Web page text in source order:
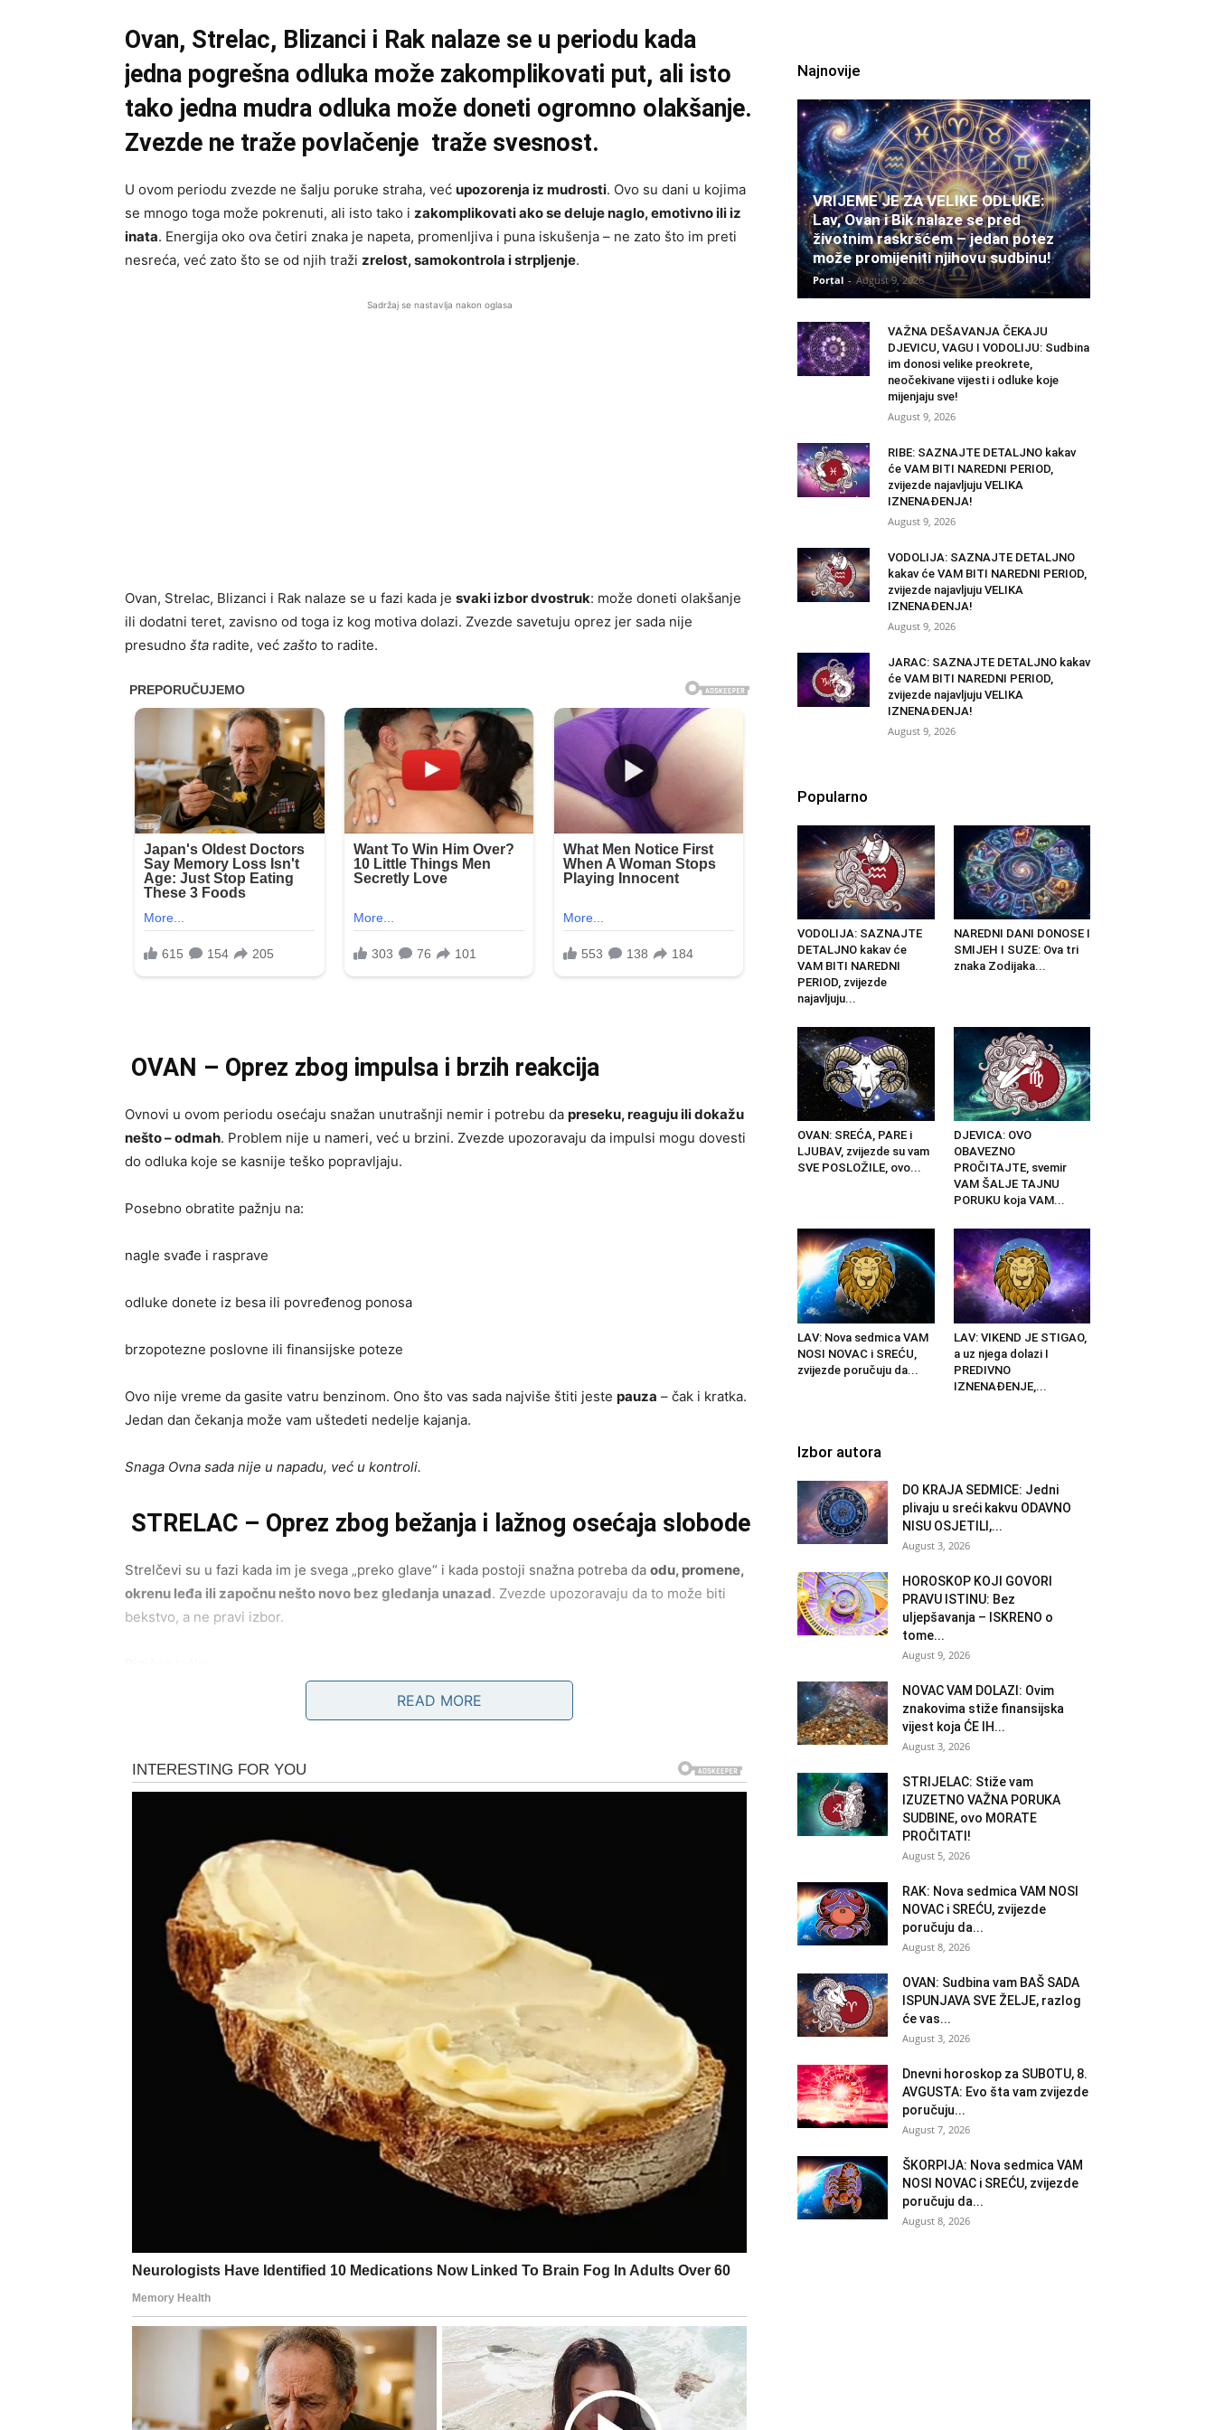
Ovan, Strelac, Blizanci i Rak nalaze se u periodu kada
jedna pogrešna odluka može zakomplikovati put, ali isto
tako jedna mudra odluka može doneti ogromno olakšanje.
Zvezde ne traže povlačenje traže svesnost.
U ovom periodu zvezde ne šalju poruke straha, već upozorenja iz mudrosti. Ovo su dani u kojima
se mnogo toga može pokrenuti, ali isto tako i zakomplikovati ako se deluje naglo, emotivno ili iz
inata. Energija oko ova četiri znaka je napeta, promenljiva i puna iskušenja – ne zato što im preti
nesreća, već zato što se od njih traži zrelost, samokontrola i strpljenje.
Sadržaj se nastavlja nakon oglasa
Ovan, Strelac, Blizanci i Rak nalaze se u fazi kada je svaki izbor dvostruk: može doneti olakšanje
ili dodatni teret, zavisno od toga iz kog motiva dolazi. Zvezde savetuju oprez jer sada nije
presudno šta radite, već zašto to radite.
OVAN – Oprez zbog impulsa i brzih reakcija
Ovnovi u ovom periodu osećaju snažan unutrašnji nemir i potrebu da preseku, reaguju ili dokažu
nešto – odmah. Problem nije u nameri, već u brzini. Zvezde upozoravaju da impulsi mogu dovesti
do odluka koje se kasnije teško popravljaju.
Posebno obratite pažnju na:
nagle svađe i rasprave
odluke donete iz besa ili povređenog ponosa
brzopotezne poslovne ili finansijske poteze
Ovo nije vreme da gasite vatru benzinom. Ono što vas sada najviše štiti jeste pauza – čak i kratka.
Jedan dan čekanja može vam uštedeti nedelje kajanja.
Snaga Ovna sada nije u napadu, već u kontroli.
STRELAC – Oprez zbog bežanja i lažnog osećaja slobode
Strelčevi su u fazi kada im je svega „preko glave“ i kada postoji snažna potreba da odu, promene,
okrenu leđa ili započnu nešto novo bez gledanja unazad. Zvezde upozoravaju da to može biti
bekstvo, a ne pravi izbor.
Ako sada pobegnete od odgovornosti, ista situacija će vas sačekati kasnije – samo u težem obliku.
Oprez znači da se
najpre razreši staro, pa tek onda krene u novo
Prava sloboda dolazi kada ne ostavljate nerazjašnjene tragove iza sebe.
BLIZANCI – Oprez zbog reči, poruka i dvostrukih igara
Blizanci u ovom periodu imaju osećaj da se mnogo toga dešava odjednom, ali baš zato postoji
pogrešnih reči, loše procene i previše paralelnih priča. Zvezde upozoravaju da jedna
poruka ili razgovor može imati mnogo veće posledice nego što izgleda u tom trenutku.
Posebno budite oprezni sa:
igranjem na više strana istovremeno
Sada nije vreme za poluistine, nejasne odgovore i ostavljanje „otvorenih vrata“. Ono što kažete
sada –biće zapamćeno.
Mudrost Blizanaca u ovom periodu je u jasnoj, iskrenoj komunikaciji – ne u snalažljivosti.
READ MORE
Najnovije
VRIJEME JE ZA VELIKE ODLUKE:
Lav, Ovan i Bik nalaze se pred
životnim raskršćem – jedan potez
može promijeniti njihovu sudbinu!
Portal - August 9, 2026
VAŽNA DEŠAVANJA ČEKAJU
DJEVICU, VAGU I VODOLIJU: Sudbina
im donosi velike preokrete,
neočekivane vijesti i odluke koje
mijenjaju sve!
August 9, 2026
RIBE: SAZNAJTE DETALJNO kakav
će VAM BITI NAREDNI PERIOD,
zvijezde najavljuju VELIKA
IZNENAĐENJA!
August 9, 2026
VODOLIJA: SAZNAJTE DETALJNO
kakav će VAM BITI NAREDNI PERIOD,
zvijezde najavljuju VELIKA
IZNENAĐENJA!
August 9, 2026
JARAC: SAZNAJTE DETALJNO kakav
će VAM BITI NAREDNI PERIOD,
zvijezde najavljuju VELIKA
IZNENAĐENJA!
August 9, 2026
Popularno
VODOLIJA: SAZNAJTE
DETALJNO kakav će
VAM BITI NAREDNI
PERIOD, zvijezde
najavljuju...
NAREDNI DANI DONOSE I
SMIJEH I SUZE: Ova tri
znaka Zodijaka...
OVAN: SREĆA, PARE i
LJUBAV, zvijezde su vam
SVE POSLOŽILE, ovo...
DJEVICA: OVO
OBAVEZNO
PROČITAJTE, svemir
VAM ŠALJE TAJNU
PORUKU koja VAM...
LAV: Nova sedmica VAM
NOSI NOVAC i SREĆU,
zvijezde poručuju da...
LAV: VIKEND JE STIGAO,
a uz njega dolazi I
PREDIVNO
IZNENAĐENJE,...
Izbor autora
DO KRAJA SEDMICE: Jedni
plivaju u sreći kakvu ODAVNO
NISU OSJETILI,...
August 3, 2026
HOROSKOP KOJI GOVORI
PRAVU ISTINU: Bez
uljepšavanja – ISKRENO o
tome...
August 9, 2026
NOVAC VAM DOLAZI: Ovim
znakovima stiže finansijska
vijest koja ĆE IH...
August 3, 2026
STRIJELAC: Stiže vam
IZUZETNO VAŽNA PORUKA
SUDBINE, ovo MORATE
PROČITATI!
August 5, 2026
RAK: Nova sedmica VAM NOSI
NOVAC i SREĆU, zvijezde
poručuju da...
August 8, 2026
OVAN: Sudbina vam BAŠ SADA
ISPUNJAVA SVE ŽELJE, razlog
će vas...
August 3, 2026
Dnevni horoskop za SUBOTU, 8.
AVGUSTA: Evo šta vam zvijezde
poručuju...
August 7, 2026
ŠKORPIJA: Nova sedmica VAM
NOSI NOVAC i SREĆU, zvijezde
poručuju da...
August 8, 2026